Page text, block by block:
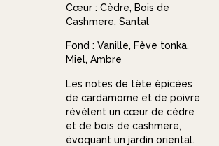
Cœur : Cèdre, Bois de
Cashmere, Santal
Fond : Vanille, Fève tonka,
Miel, Ambre
Les notes de tête épicées
de cardamome et de poivre
révèlent un cœur de cèdre
et de bois de cashmere,
évoquant un jardin oriental.